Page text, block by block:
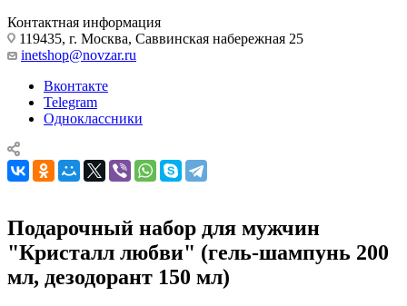
Контактная информация
119435, г. Москва, Саввинская набережная 25
inetshop@novzar.ru
Вконтакте
Telegram
Одноклассники
Подарочный набор для мужчин
"Кристалл любви" (гель-шампунь 200
мл, дезодорант 150 мл)